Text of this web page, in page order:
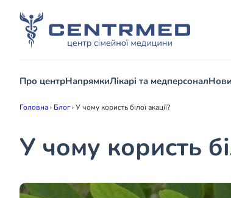
Про центрНапрямкиЛікарі та медперсонал
Головна› Блог›У чому користь білої акації?
У чому користь